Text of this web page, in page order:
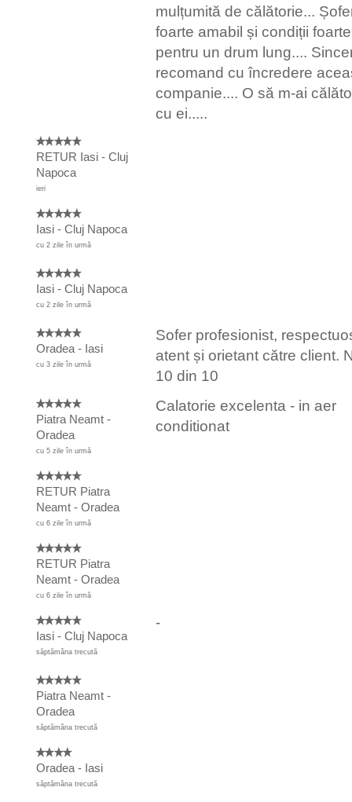
mulțumită de călătorie...
foarte amabil și condiții
pentru un drum lung....
recomand cu încredere
companie.... O să m-ai
cu ei.....
RETUR Iasi - Cluj
Napoca
ieri
Iasi - Cluj Napoca
cu 2 zile în urmă
Iasi - Cluj Napoca
cu 2 zile în urmă
Oradea - Iasi
cu 3 zile în urmă
Sofer profesionist,
atent și orietant către client.
10 din 10
Piatra Neamt -
Oradea
cu 5 zile în urmă
Calatorie excelenta - in aer
conditionat
RETUR Piatra
Neamt - Oradea
cu 6 zile în urmă
RETUR Piatra
Neamt - Oradea
cu 6 zile în urmă
Iasi - Cluj Napoca
săptămâna trecută
-
Piatra Neamt -
Oradea
săptămâna trecută
Oradea - Iasi
săptămâna trecută